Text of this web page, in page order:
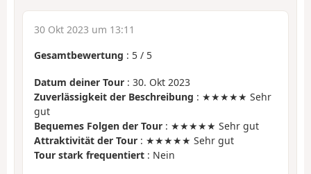
30 Okt 2023 um 13:11
Gesamtbewertung : 5 / 5
Datum deiner Tour : 30. Okt 2023
Zuverlässigkeit der Beschreibung : ★★★★★ Sehr
gut
Bequemes Folgen der Tour : ★★★★★ Sehr gut
Attraktivität der Tour : ★★★★★ Sehr gut
Tour stark frequentiert : Nein